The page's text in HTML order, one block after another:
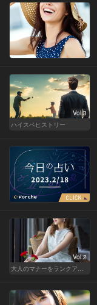
Vol.3
ハイスペヒストリー
Vol.2